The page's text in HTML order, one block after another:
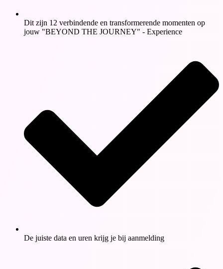
Dit zijn 12 verbindende en transformerende momenten op
jouw "BEYOND THE JOURNEY" - Experience
De juiste data en uren krijg je bij aanmelding